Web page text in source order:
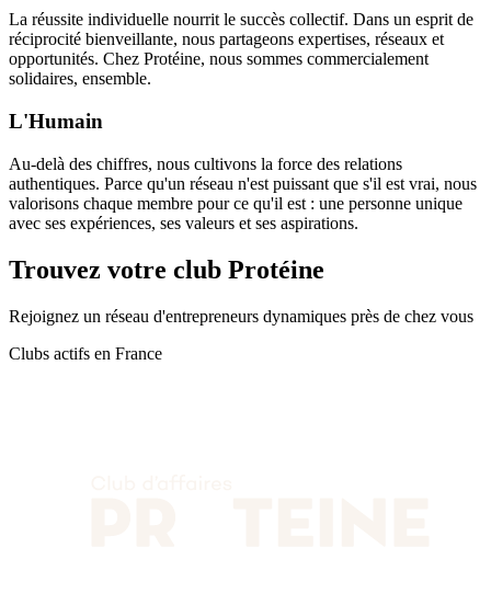
La réussite individuelle nourrit le succès collectif. Dans un esprit de
réciprocité bienveillante, nous partageons expertises, réseaux et
opportunités. Chez Protéine, nous sommes commercialement
solidaires, ensemble.
L'Humain
Au-delà des chiffres, nous cultivons la force des relations
authentiques. Parce qu'un réseau n'est puissant que s'il est vrai, nous
valorisons chaque membre pour ce qu'il est : une personne unique
avec ses expériences, ses valeurs et ses aspirations.
Trouvez votre club Protéine
Rejoignez un réseau d'entrepreneurs dynamiques près de chez vous
Clubs actifs en France